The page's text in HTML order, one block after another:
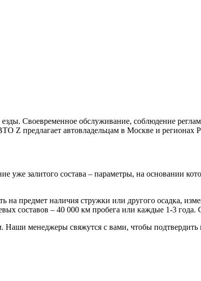
Своевременное обслуживание, соблюдение
Z предлагает автовладельцам в Москве и регионах
уже залитого состава – параметры, на основании
предмет наличия стружки или другого осадка,
составов – 40 000 км пробега или каждые 1-3
менеджеры свяжутся с вами, чтобы подтвердить